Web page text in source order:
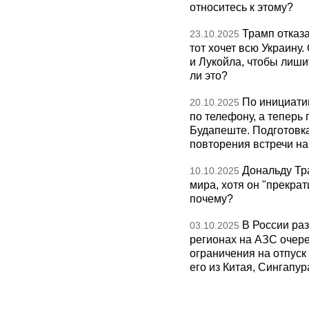
относитесь к этому?
23.10.2025 Трамп
тот хочет всю
и Лукойла, чтобы
ли это?
20.10.2025 По
по телефону, а теперь
Будапеште.
повторения встречи
10.10.2025 Дональду
мира, хотя он
почему?
03.10.2025 В России
регионах на АЗС
ограничения на
его из Китая,